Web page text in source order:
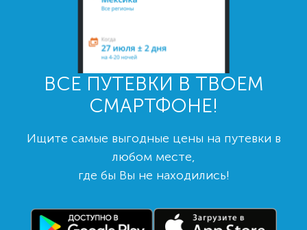
ВСЕ ПУТЕВКИ В ТВОЕМ
СМАРТФОНЕ!
Ищите самые выгодные цены на путевки в
любом месте,
где бы Вы не находились!